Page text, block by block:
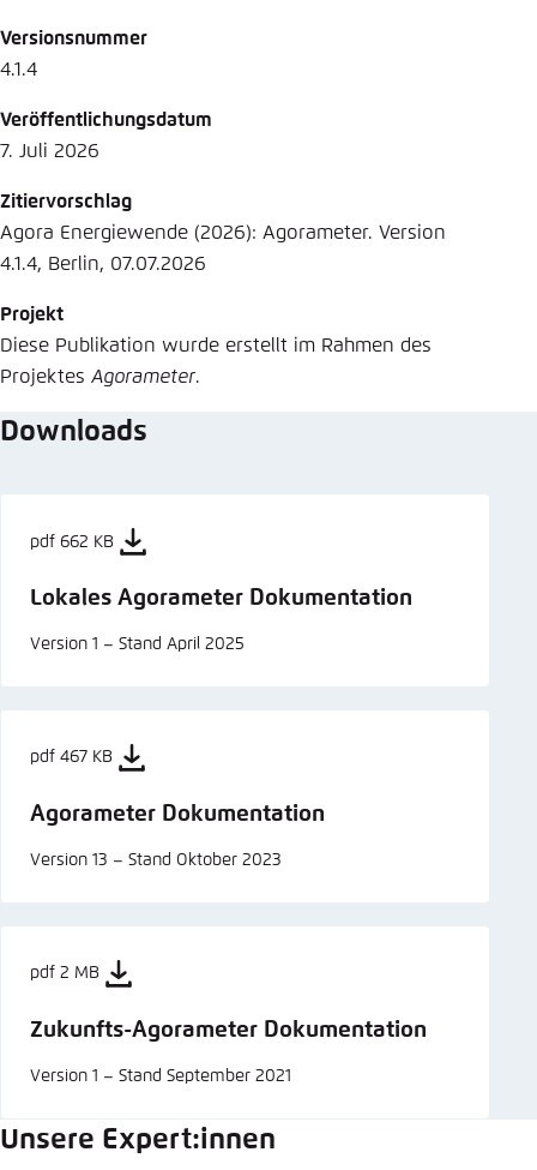
Versionsnummer
4.1.4
Veröffentlichungsdatum
7. Juli 2026
Zitiervorschlag
Agora Energiewende (2026): Agorameter. Version
4.1.4, Berlin, 07.07.2026
Projekt
Diese Publikation wurde erstellt im Rahmen des
Projektes Agorameter.
Downloads
pdf 662 KB
Lokales Agorameter Dokumentation
Version 1 – Stand April 2025
pdf 467 KB
Agorameter Dokumentation
Version 13 – Stand Oktober 2023
pdf 2 MB
Zukunfts-Agorameter Dokumentation
Version 1 – Stand September 2021
Unsere Expert:innen